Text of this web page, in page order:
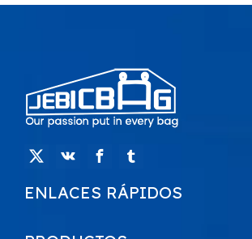
ENLACES RÁPIDOS